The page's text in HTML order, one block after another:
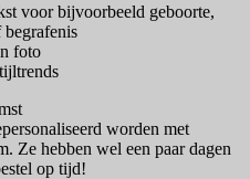
voor bijvoorbeeld geboorte,
foto
worden met
Ze hebben wel een paar dagen
op tijd!